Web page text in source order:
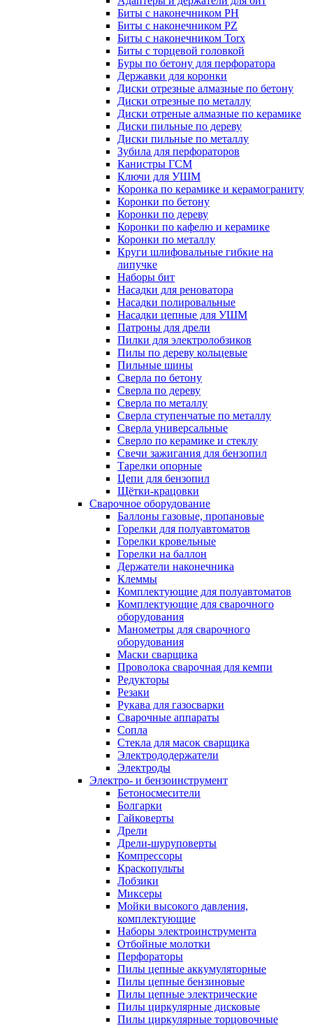
Биты с наконечником PH
Биты с наконечником PZ
Биты с наконечником Torx
Биты с торцевой головкой
Буры по бетону для перфоратора
Державки для коронки
Диски отрезные алмазные по бетону
Диски отрезные по металлу
Диски отреные алмазные по керамике
Диски пильные по дереву
Диски пильные по металлу
Зубила для перфораторов
Канистры ГСМ
Ключи для УШМ
Коронка по керамике и керамограниту
Коронки по бетону
Коронки по дереву
Коронки по кафелю и керамике
Коронки по металлу
Круги шлифовальные гибкие на
липучке
Наборы бит
Насадки для реноватора
Насадки полировальные
Насадки цепные для УШМ
Патроны для дрели
Пилки для электролобзиков
Пилы по дереву кольцевые
Пильные шины
Сверла по бетону
Сверла по дереву
Сверла по металлу
Сверла ступенчатые по металлу
Сверла универсальные
Сверло по керамике и стеклу
Свечи зажигания для бензопил
Тарелки опорные
Цепи для бензопил
Щётки-крацовки
Сварочное оборудование
Баллоны газовые, пропановые
Горелки для полуавтоматов
Горелки кровельные
Горелки на баллон
Держатели наконечника
Клеммы
Комплектующие для полуавтоматов
Комплектующие для сварочного
оборудования
Манометры для сварочного
оборудования
Маски сварщика
Проволока сварочная для кемпи
Редукторы
Резаки
Рукава для газосварки
Сварочные аппараты
Сопла
Стекла для масок сварщика
Электрододержатели
Электроды
Электро- и бензоинструмент
Бетоносмесители
Болгарки
Гайковерты
Дрели
Дрели-шуруповерты
Компрессоры
Краскопульты
Лобзики
Миксеры
Мойки высокого давления,
комплектующие
Наборы электроинструмента
Отбойные молотки
Перфораторы
Пилы цепные аккумуляторные
Пилы цепные бензиновые
Пилы цепные электрические
Пилы циркулярные дисковые
Пилы циркулярные торцовочные